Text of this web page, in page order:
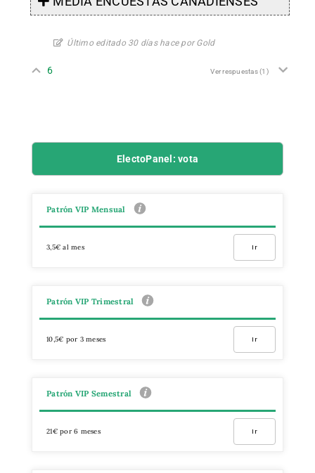
Último editado 30 días hace por Gold
6 Ver respuestas(1)
ElectoPanel: vota
Patrón VIP Mensual
3,5€ al mes Ir
Patrón VIP Trimestral
10,5€ por 3 meses Ir
Patrón VIP Semestral
21€ por 6 meses Ir